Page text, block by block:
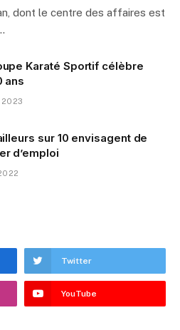
dont le centre des affaires est
Karaté Sportif célèbre
ans
2023
sur 10 envisagent de
d’emploi
Twitter
YouTube